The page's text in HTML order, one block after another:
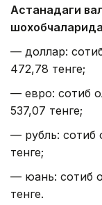
Астанадаги
— доллар:
472,78 тенге;
— евро: сотиб
537,07 тенге;
— рубль:
тенге;
— юань: сотиб
тенге.